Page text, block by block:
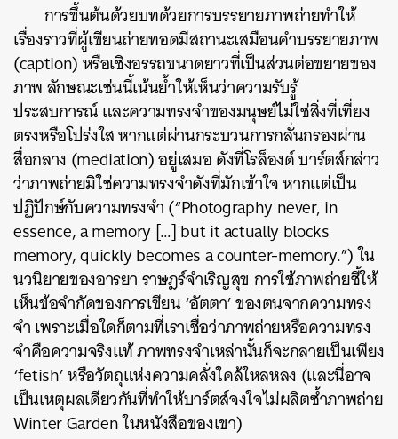
การขึ้นต้นด้วยบทด้วยการบรรยายภาพถ่ายทำให้
เรื่องราวที่ผู้เขียนถ่ายทอดมีสถานะเสมือนคำบรรยายภาพ
(caption) หรือเชิงอรรถขนาดยาวที่เป็นส่วนต่อขยายของ
ภาพ ลักษณะเช่นนี้เน้นย้ำให้เห็นว่าความรับรู้
ประสบการณ์ และความทรงจำของมนุษย์ไม่ใช่สิ่งที่เที่ยง
ตรงหรือโปร่งใส หากแต่ผ่านกระบวนการกลั่นกรองผ่าน
สื่อกลาง (mediation) อยู่เสมอ ดังที่โรล็องด์ บาร์ตส์กล่าว
ว่าภาพถ่ายมิใช่ความทรงจำดังที่มักเข้าใจ หากแต่เป็น
ปฏิปักษ์กับความทรงจำ(“Photography never, in
essence, a memory […] but it actually blocks
memory, quickly becomes a counter-memory.”)ใน
นวนิยายของอารยา ราษฎร์จำเริญสุข การใช้ภาพถ่ายชี้ให้
เห็นข้อจำกัดของการเขียน ‘อัตตา’ ของตนจากความทรง
จำ เพราะเมื่อใดก็ตามที่เราเชื่อว่าภาพถ่ายหรือความทรง
จำคือความจริงแท้ ภาพทรงจำเหล่านั้นก็จะกลายเป็นเพียง
‘fetish’ หรือวัตถุแห่งความคลั่งใคล้ใหลหลง (และนี่อาจ
เป็นเหตุผลเดียวกันที่ทำให้บาร์ตส์จงใจไม่ผลิตซ้ำภาพถ่าย
Winter Garden ในหนังสือของเขา)